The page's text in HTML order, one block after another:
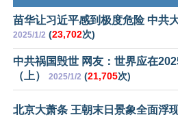
苗华让习近平感到极度危险 中共
2025/1/2 (23,702次)
中共祸国毁世 网友：世界应在
（上）
2025/1/2 (21,705次)
北京大萧条 王朝末日景象全面浮